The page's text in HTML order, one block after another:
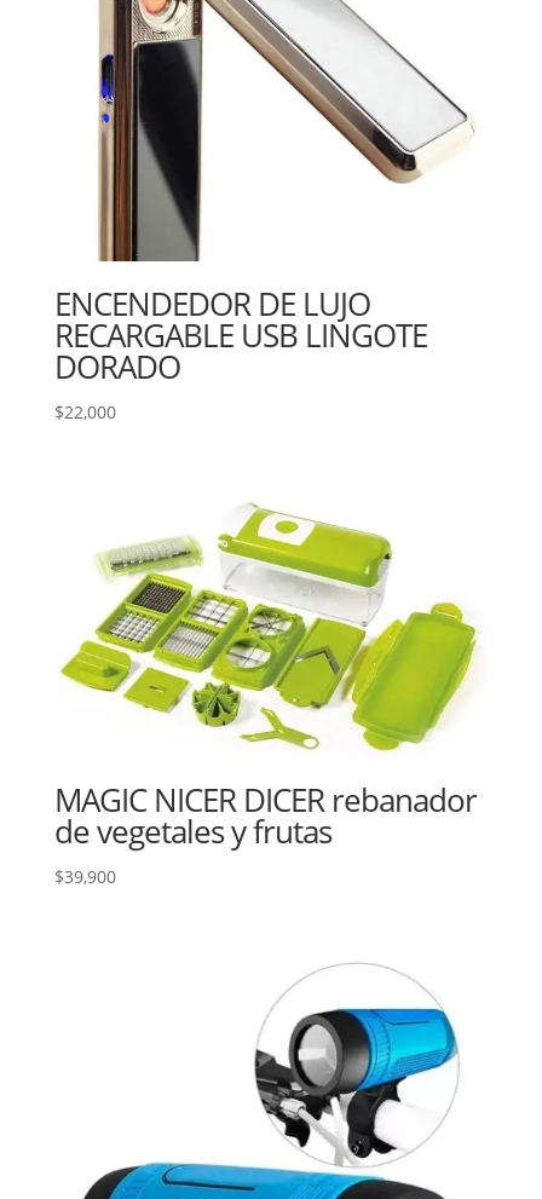
ENCENDEDOR DE LUJO
RECARGABLE USB LINGOTE
DORADO
$22,000
MAGIC NICER DICER rebanador
de vegetales y frutas
$39,900